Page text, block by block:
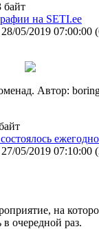
байт
на SETI.ee
05/2019 07:00:00 (
Автор:
05/2019 07:10:00 (
на
в очередной раз.